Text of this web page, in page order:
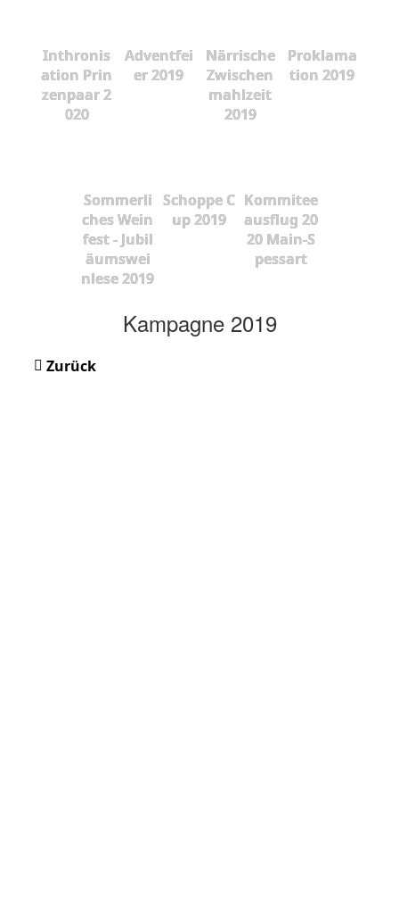
Inthronis
ation Prin
zenpaar 2
020
Adventfei
er 2019
Närrische
Zwischen
mahlzeit
2019
Proklama
tion 2019
Sommerli
ches Wein
fest - Jubil
äumswei
nlese 2019
Schoppe C
up 2019
Kommitee
ausflug 20
20 Main-S
pessart
Kampagne 2019
Zurück